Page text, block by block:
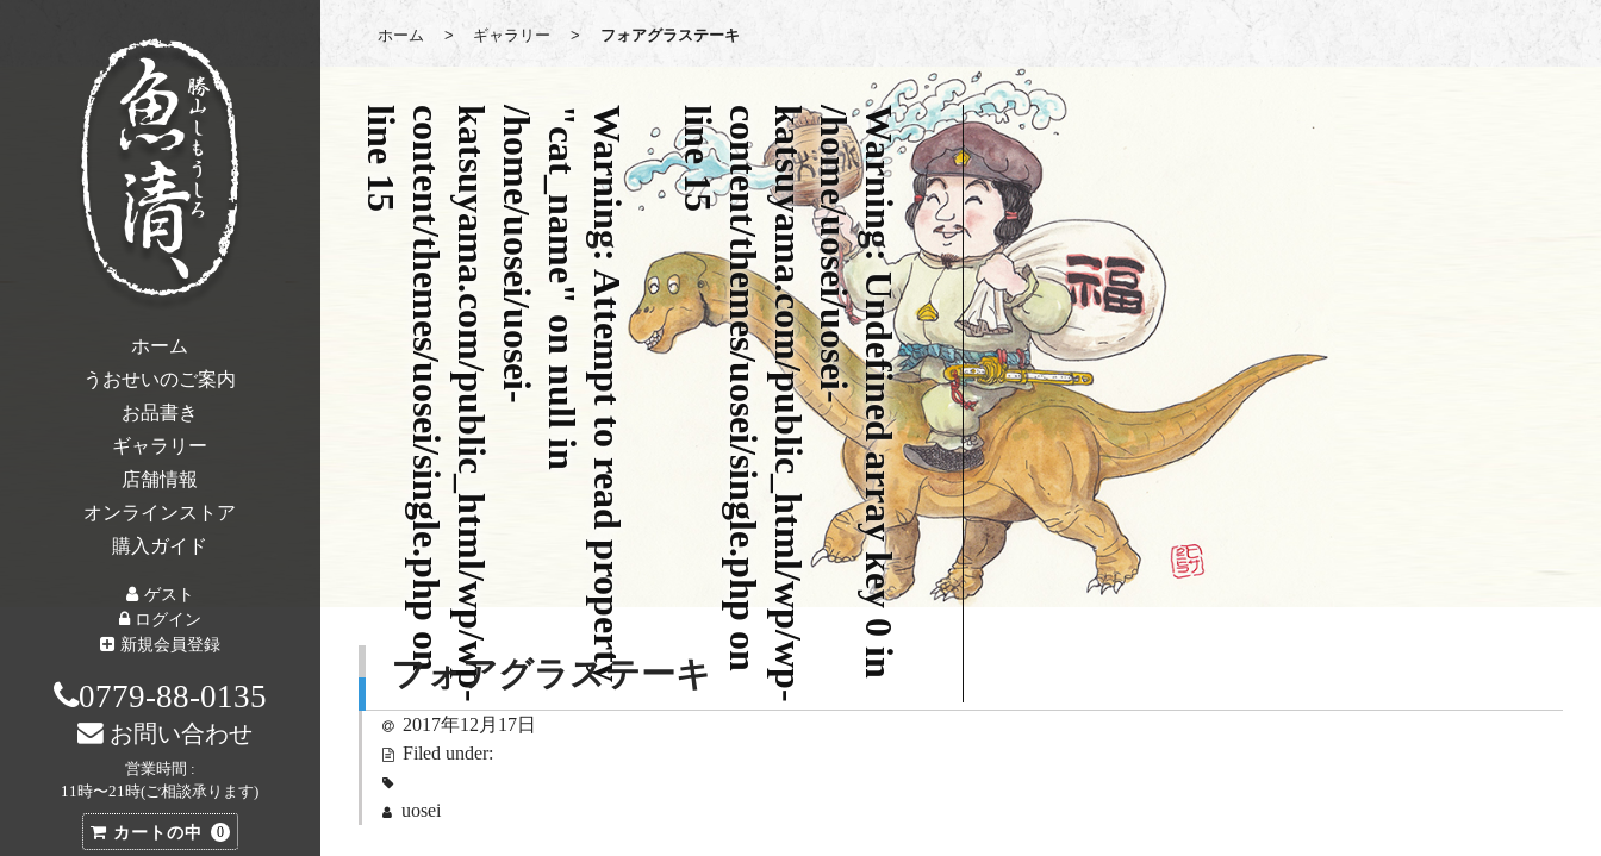
ホーム
うおせいのご案内
お品書き
ギャラリー
店舗情報
オンラインストア
購入ガイド
ゲスト
ログイン
新規会員登録
0779-88-0135
お問い合わせ
営業時間 :
11時〜21時(ご相談承ります)
カートの中 0
ホーム > ギャラリー > フォアグラステーキ
Warning
: Undefined array key 0 in
/
h
o
m
e
/
u
o
s
e
i
/
u
o
s
e
i
-
k
a
t
s
u
y
a
m
a
.
c
o
m
/
p
u
b
l
i
c
_
h
t
m
l
/
w
p
/
w
p
-
c
o
n
t
e
n
t
/
t
h
e
m
e
s
/
u
o
s
e
i
/
s
i
n
g
l
e
.
p
h
p
o
n
l
i
n
e
15
Warning
:
A
t
t
e
m
p
t
t
o
r
e
a
d
p
r
o
p
e
r
t
y
"c
a
t
_
n
a
m
e
"
o
n
n
u
l
l
i
n
/
h
o
m
e
/
u
o
s
e
i
/
u
o
s
e
i
-
k
a
t
s
u
y
a
m
a
.
c
o
m
/
p
u
b
l
i
c
_
h
t
m
l
/
w
p
/
w
p
-
c
o
n
t
e
n
t
/
t
h
e
m
e
s
/
u
o
s
e
i
/
s
i
n
g
l
e
.
p
h
p
o
n
l
i
n
e
15
フォアグラステーキ
2017年12月17日
Filed under:
uosei